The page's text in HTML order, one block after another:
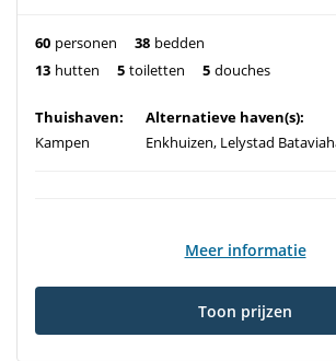
60 personen 38 bedden
13 hutten 5 toiletten 5 douches
Thuishaven:
Kampen
Alternatieve haven(s):
Enkhuizen, Lelystad
Meer informatie
Toon prijzen